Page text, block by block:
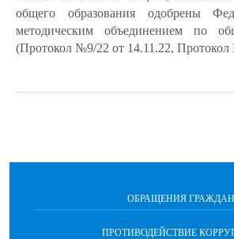
общего образования одобрены
методическим объединением по
(Протокол №9/22 от 14.11.22, Протокол
ОБРАЩЕНИЯ ГРАЖДАН
ПРОТИВОДЕЙСТВИЕ